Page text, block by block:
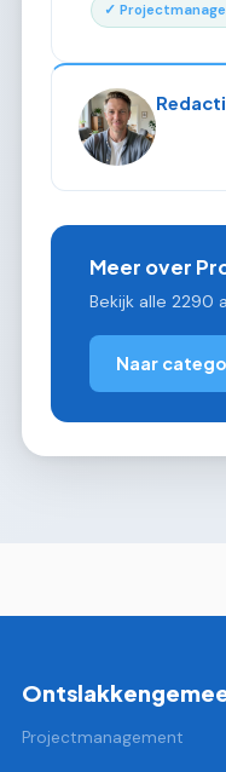
✓
Meer over
Bekijk alle 2290
Naar
Projectmanagement